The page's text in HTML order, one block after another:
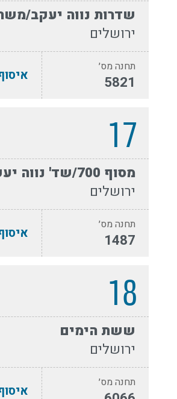
שדרות נווה יעקב/
ירושלים
תחנה מס׳
5821
17
מסוף 700/שד' נווה יעקב
ירושלים
תחנה מס׳
1487
18
ששת הימים
ירושלים
תחנה מס׳